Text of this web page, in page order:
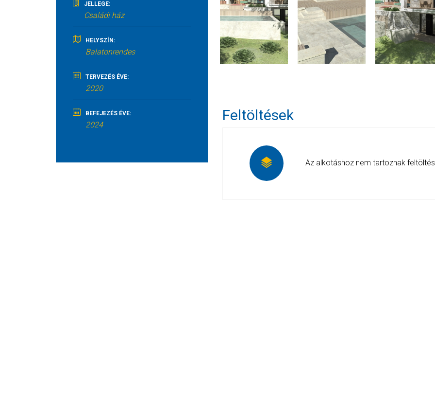
JELLEGE:
Családi ház
HELYSZÍN:
Balatonrendes
TERVEZÉS ÉVE:
2020
BEFEJEZÉS ÉVE:
2024
Feltöltések
Az alkotáshoz nem tartoznak